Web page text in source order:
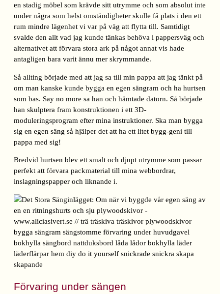
en stadig möbel som krävde sitt utrymme och som absolut inte
under några som helst omständigheter skulle få plats i den ett
rum mindre lägenhet vi var på väg att flytta till. Samtidigt
svalde den allt vad jag kunde tänkas behöva i pappersväg och
alternativet att förvara stora ark på något annat vis hade
antagligen bara varit ännu mer skrymmande.
Så allting började med att jag sa till min pappa att jag tänkt på
om man kanske kunde bygga en egen sängram och ha hurtsen
som bas. Say no more sa han och hämtade datorn. Så började
han skulptera fram konstruktionen i ett 3D-
moduleringsprogram efter mina instruktioner. Ska man bygga
sig en egen säng så hjälper det att ha ett litet bygg-geni till
pappa med sig!
Bredvid hurtsen blev ett smalt och djupt utrymme som passar
perfekt att förvara packmaterial till mina webbordrar,
inslagningspapper och liknande i.
Förvaring under sängen